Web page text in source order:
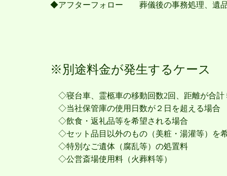
◆アフターフォロー 葬儀後の事務処理、遺
※別途料金が発生するケース
◇寝台車、霊柩車の移動回数2回、距離が合計
◇当社保管庫の使用日数が２日を超える場合
◇飲食・返礼品等を希望される場合
◇セット品目以外のもの（美粧・湯灌等）を
◇特別なご遺体（腐乱等）の処置料
◇公営斎場使用料（火葬料等）